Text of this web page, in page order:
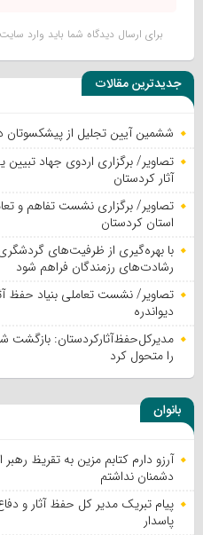
برای ارسال دیدگاه شما باید وارد سایت
جدیدترین مقالات
ششمین آیین تجلیل از پیشکسوتان
تصاویر/ برگزاری اردوی جهاد تبیین
آثار کردستان
تصاویر/ برگزاری نشست تفاهم و
استان کردستان
با بهره‌گیری از ظرفیت‌های
رشادت‌های رزمندگان فراهم شود
تصاویر/ نشست تعاملی بنیاد حفظ
دیواندره
مدیرکل‌حفظ‌آثارکردستان:
را متحول کرد
بانوان
آرزو دارم کتابم مزین به تقریظ
دشمنان نداشتم
پیام تبریک مدیر کل حفظ آثار و
پاسدار